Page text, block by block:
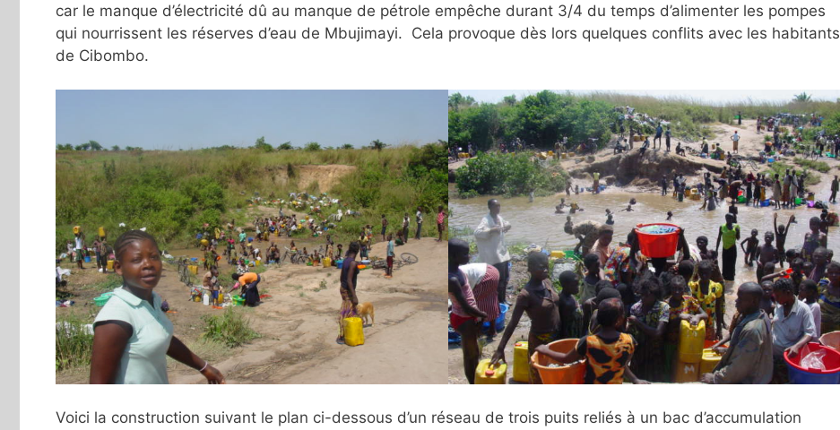
car le manque d’électricité dû au manque de pétrole empêche durant 3/4 du temps d’alimenter les pompes
qui nourrissent les réserves d’eau de Mbujimayi. Cela provoque dès lors quelques conflits avec les habitants
de Cibombo.
Voici la construction suivant le plan ci-dessous d’un réseau de trois puits reliés à un bac d’accumulation